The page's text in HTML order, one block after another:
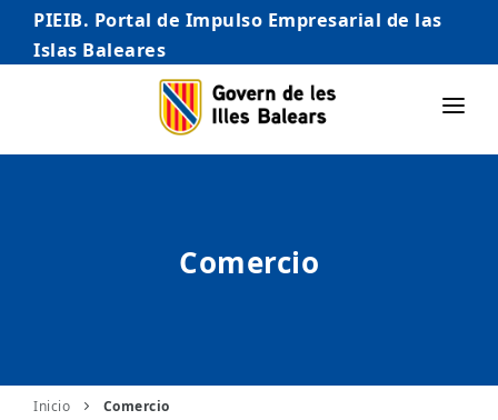
PIEIB. Portal de Impulso Empresarial de las
Islas Baleares
INICIO
AUTÓNOMO/AUTÓNOMA
INTERNACIONALIZACIÓN
Comercio
Inicio Comercio